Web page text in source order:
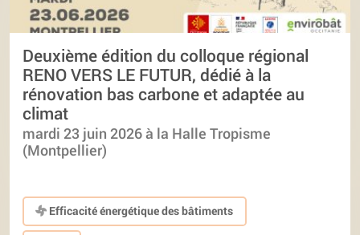
Deuxième édition du colloque régional
RENO VERS LE FUTUR, dédié à la
rénovation bas carbone et adaptée au
climat
mardi 23 juin 2026 à la Halle Tropisme
(Montpellier)
Efficacité énergétique des bâtiments